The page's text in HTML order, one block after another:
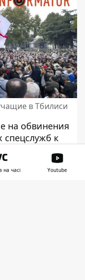
в Тбилиси
на обвинения
спецслужб к
в
от
на часі Youtube